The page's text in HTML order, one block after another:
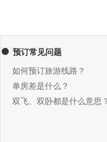
预订常见问题
如何预订旅游线路？
单房差是什么？
双飞、双卧都是什么意思？